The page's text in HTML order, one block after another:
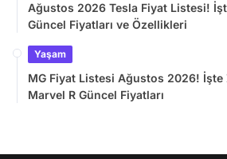
Ağustos 2026 Tesla Fiyat Listesi!
Güncel Fiyatları ve Özellikleri
Yaşam
MG Fiyat Listesi Ağustos 2026! İşte
Marvel R Güncel Fiyatları